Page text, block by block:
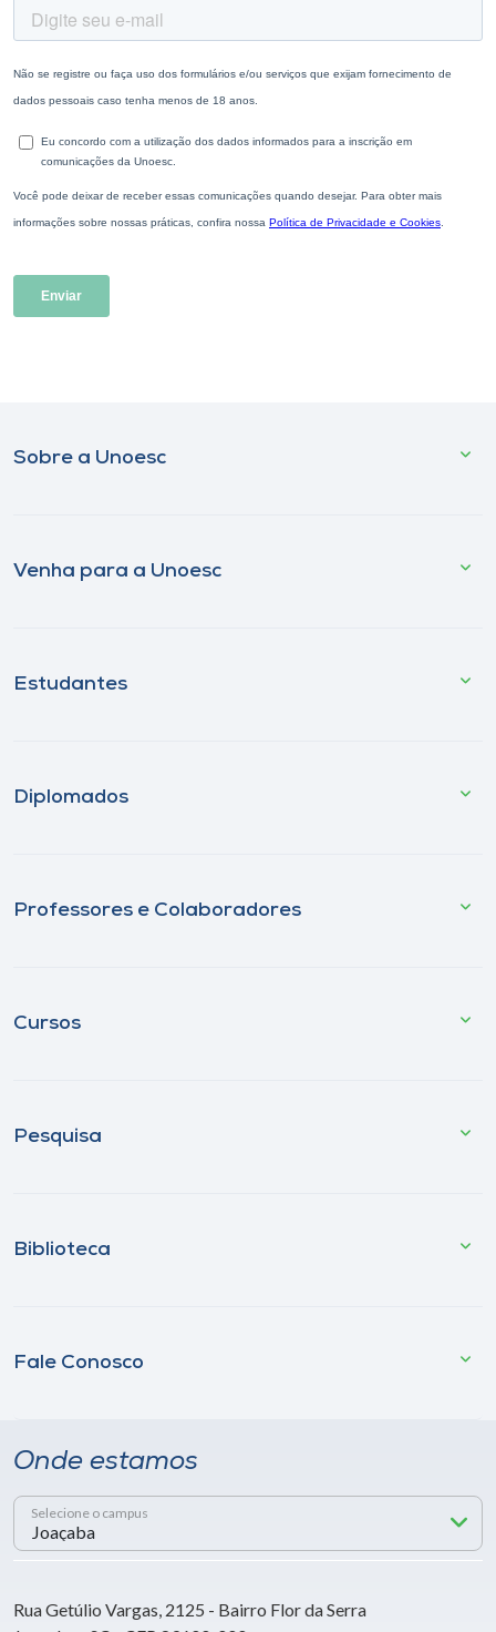
Sobre a Unoesc
Venha para a Unoesc
Estudantes
Diplomados
Professores e Colaboradores
Cursos
Pesquisa
Biblioteca
Fale Conosco
Onde estamos
Selecione o campus
Rua Getúlio Vargas, 2125 - Bairro Flor da Serra